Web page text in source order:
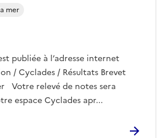
publiée à l’adresse internet
/ Cyclades / Résultats Brevet
Votre relevé de notes sera
espace Cyclades apr...
mer